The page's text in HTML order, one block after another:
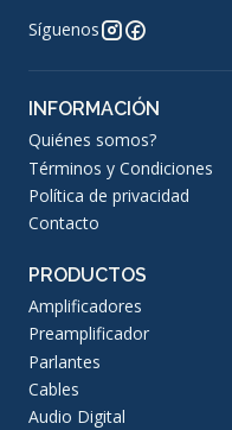
Síguenos
INFORMACIÓN
Quiénes somos?
Términos y Condiciones
Política de privacidad
Contacto
PRODUCTOS
Amplificadores
Preamplificador
Parlantes
Cables
Audio Digital